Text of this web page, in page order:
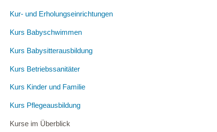
Kur- und Erholungseinrichtungen
Kurs Babyschwimmen
Kurs Babysitterausbildung
Kurs Betriebssanitäter
Kurs Kinder und Familie
Kurs Pflegeausbildung
Kurse im Überblick